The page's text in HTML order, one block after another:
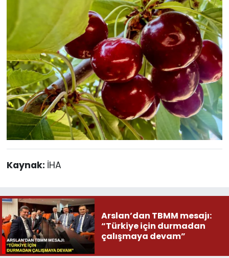
Kaynak: İHA
Arslan’dan TBMM mesajı:
“Türkiye için durmadan
çalışmaya devam”